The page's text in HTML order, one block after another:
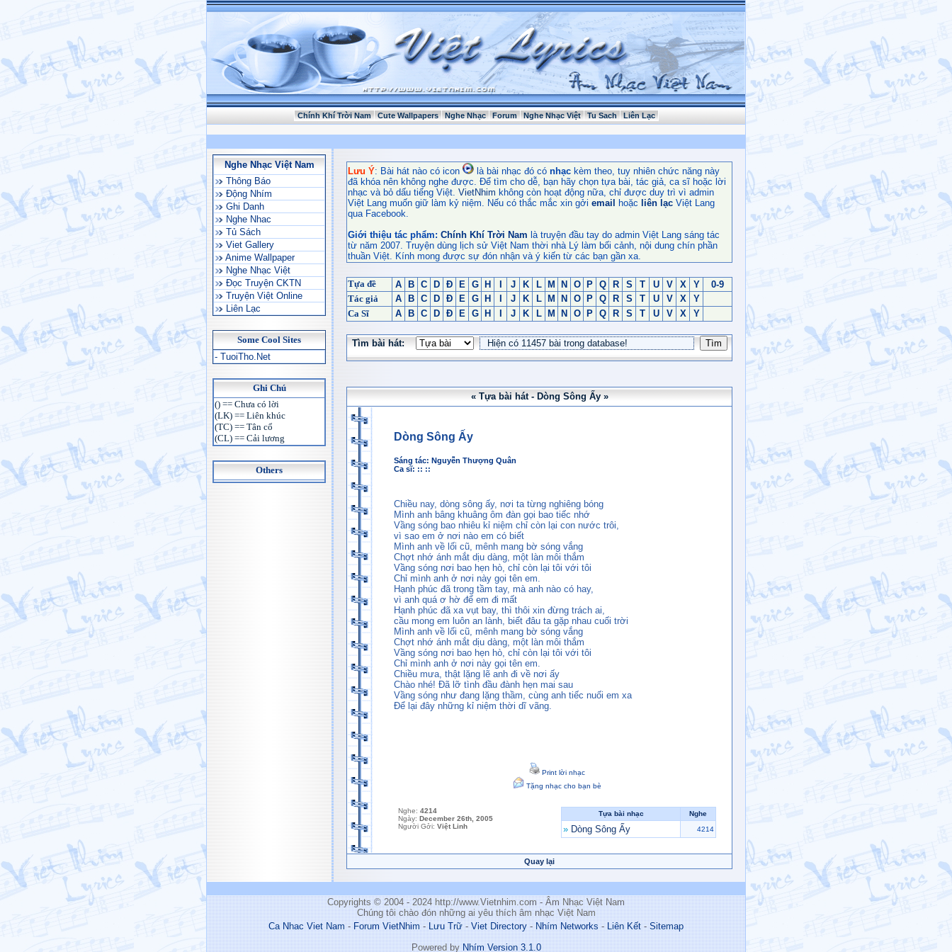
Chính Khí Trời Nam Cute Wallpapers Nghe Nhạc Forum Nghe Nhạc Việt Tu Sach Liên Lạc
Nghe Nhạc Việt Nam
Thông Báo
Động Nhím
Ghi Danh
Nghe Nhac
Tủ Sách
Viet Gallery
Anime Wallpaper
Nghe Nhạc Việt
Đọc Truyện CKTN
Truyện Việt Online
Liên Lạc
Some Cool Sites
- TuoiTho.Net
Ghi Chú
() == Chưa có lời
(LK) == Liên khúc
(TC) == Tân cổ
(CL) == Cải lương
Others
Lưu Ý: Bài hát nào có icon là bài nhạc đó có nhạc kèm theo, tuy nhiên chức năng này
đã khóa nên không nghe được. Để tìm cho dễ, bạn hãy chọn tựa bài, tác giả, ca sĩ hoặc lời
nhạc và bỏ dấu tiếng Việt. VietNhim không còn hoạt động nữa, chỉ được duy trì vì admin
Việt Lang muốn giữ làm kỷ niệm. Nếu có thắc mắc xin gởi email hoặc liên lạc Việt Lang
qua Facebook.
Giới thiệu tác phẩm: Chính Khí Trời Nam là truyện đầu tay do admin Việt Lang sáng tác
từ năm 2007. Truyện dùng lịch sử Việt Nam thời nhà Lý làm bối cảnh, nội dung chín phần
thuần Việt. Kính mong được sự đón nhận và ý kiến từ các bạn gần xa.
Tựa đề A B C D Đ E G H J K L M N O P Q R S T U V X Y
0-9
Tác giả
A B C D Đ E G H J K L M N O P Q R S T U V X
Y
Ca Sĩ
A B C D Đ E G H J K L M N O P Q R S T U V X Y
Tìm bài hát:
« Tựa bài hát - Dòng Sông Ấy »
Dòng Sông Ấy
Sáng tác: Nguyễn Thượng Quân
Ca sĩ: :: ::
Chiều nay, dòng sông ấy, nơi ta từng nghiêng bóng
Mình anh bâng khuâng ôm đàn gọi bao tiếc nhớ
Vầng sóng bao nhiêu kỉ niệm chỉ còn lại con nước trôi,
vì sao em ở nơi nào em có biết
Mình anh về lối cũ, mênh mang bờ sóng vắng
Chợt nhớ ánh mắt dịu dàng, một làn môi thắm
Vầng sóng nơi bao hẹn hò, chỉ còn lại tôi với tôi
Chỉ mình anh ở nơi này gọi tên em.
Hạnh phúc đã trong tầm tay, mà anh nào có hay,
vì anh quá ơ hờ để em đi mất
Hạnh phúc đã xa vụt bay, thì thôi xin đừng trách ai,
cầu mong em luôn an lành, biết đâu ta gặp nhau cuối trời
Mình anh về lối cũ, mênh mang bờ sóng vắng
Chợt nhớ ánh mắt dịu dàng, một làn môi thắm
Vầng sóng nơi bao hẹn hò, chỉ còn lại tôi với tôi
Chỉ mình anh ở nơi này gọi tên em.
Chiều mưa, thật lặng lẽ anh đi về nơi ấy
Chào nhé! Đã lỡ tình đầu đành hẹn mai sau
Vầng sóng như đang lặng thầm, cùng anh tiếc nuối em xa
Để lại đây những kỉ niệm thời dĩ vãng.
Print lời nhạc
Tặng nhạc cho bạn bè
Nghe: 4214
Ngày: December 26th, 2005
Người Gởi: Việt Linh
Tựa bài nhạc Nghe
» Dòng Sông Ấy 4214
Quay lại
Copyrights © 2004 - 2024 http://www.Vietnhim.com - Âm Nhạc Việt Nam
Chúng tôi chào đón những ai yêu thích âm nhạc Việt Nam
Ca Nhac Viet Nam-Forum VietNhim-Lưu Trữ-Viet Directory-Nhím Networks-Liên Kết-Sitemap
Powered byNhím Version 3.1.0